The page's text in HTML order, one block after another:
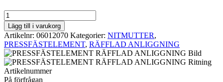
NITMUTTER
RÄFFLAD
ANLIGGNING
HS
M8x10G
H-
SERT
A2
Lägg till i varukorg
Artikelnr: 06012070 Kategorier: NITMUTTER,
PRESSFÄSTELEMENT, RÄFFLAD ANLIGGNING
Artikelnummer
På förfrågan